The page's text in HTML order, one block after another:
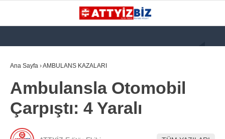
KATEGORİLER
GÜNDEM
Ana Sayfa ›AMBULANS KAZALARI
Ambulansla Otomobil
Çarpıştı: 4 Yaralı